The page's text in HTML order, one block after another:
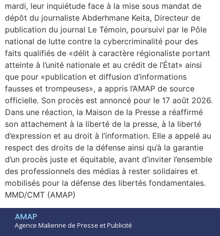
mardi, leur inquiétude face à la mise sous mandat de
dépôt du journaliste Abderhmane Keita, Directeur de
publication du journal Le Témoin, poursuivi par le Pôle
national de lutte contre la cybercriminalité pour des
faits qualifiés de «délit à caractère régionaliste portant
atteinte à l’unité nationale et au crédit de l’État» ainsi
que pour «publication et diffusion d’informations
fausses et trompeuses», a appris l’AMAP de source
officielle. Son procès est annoncé pour le 17 août 2026.
Dans une réaction, la Maison de la Presse a réaffirmé
son attachement à la liberté de la presse, à la liberté
d’expression et au droit à l’information. Elle a appelé au
respect des droits de la défense ainsi qu’à la garantie
d’un procès juste et équitable, avant d’inviter l’ensemble
des professionnels des médias à rester solidaires et
mobilisés pour la défense des libertés fondamentales.
MMD/CMT (AMAP)
AMAP
Agence Malienne de Presse et Publicité